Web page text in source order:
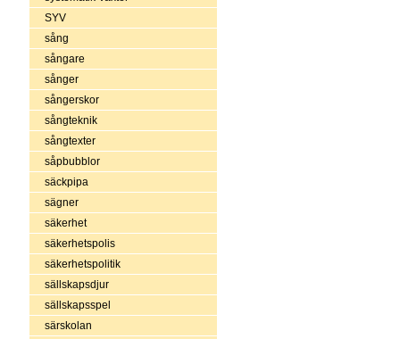
SYV
sång
sångare
sånger
sångerskor
sångteknik
sångtexter
såpbubblor
säckpipa
sägner
säkerhet
säkerhetspolis
säkerhetspolitik
sällskapsdjur
sällskapsspel
särskolan